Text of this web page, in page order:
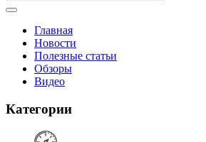
Главная
Новости
Полезные статьи
Обзоры
Видео
Категории